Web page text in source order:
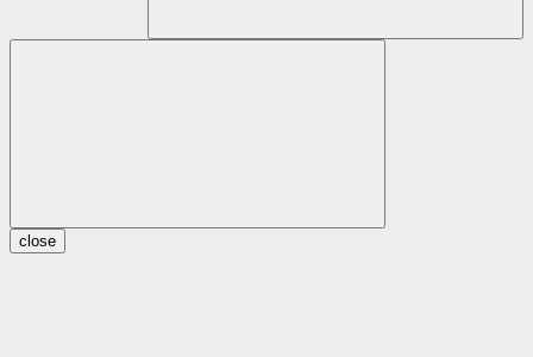
close